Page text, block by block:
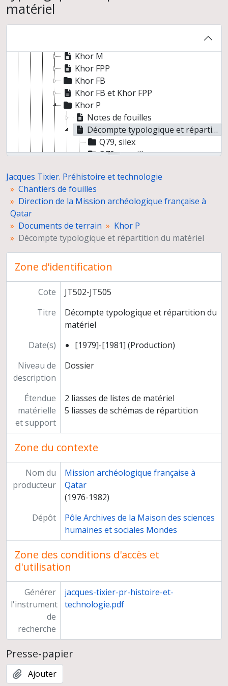
matériel
Khor D, décompte typologique et répartition des silex et des coquillages
Khor M
Khor FPP
Khor FB
Khor FB et Khor FPP
Khor P
Notes de fouilles
Décompte typologique et répartition du matériel
Q79, silex
Q79, coquillages
Q80, coquillages
Relevés de terrain
Al Bahath, site 36
Documents non identifiés
Négatifs, contacts et tirages photographiques
Diapositives
Analyses C14
Dossiers d'étude
Coupures de presse et brochures
Gestion de la mission
Participation aux fouilles du site prédynastique de Maghara Canal (Haute-Egypte, près de Dandara)
Direction des fouilles de Corbiac, Vignoble 2, commune de Bergerac (Dordogne)
Missions de terrain et d’étude de matériel
Congrès, conférences et expérimentations de taille de pierre
Médiation scientifique
Correspondance
Documentation
Enseignement et formation en France et à l'étranger
Participation à des instances, missions d'expertise
Carrière
Jacques Tixier. Préhistoire et technologie
Chantiers de fouilles
Direction de la Mission archéologique française à
Qatar
Documents de terrain
Khor P
Décompte typologique et répartition du matériel
Zone d'identification
Cote
JT502-JT505
Titre
Décompte typologique et répartition du
matériel
Date(s)
[1979]-[1981] (Production)
Niveau de
description
Dossier
Étendue
matérielle
et support
2 liasses de listes de matériel
5 liasses de schémas de répartition
Zone du contexte
Nom du
producteur
Mission archéologique française à
Qatar
(1976-1982)
Dépôt
Pôle Archives de la Maison des sciences
humaines et sociales Mondes
Zone des conditions d'accès et
d'utilisation
Générer
l'instrument
de
recherche
jacques-tixier-pr-histoire-et-
technologie.pdf
Presse-papier
Ajouter